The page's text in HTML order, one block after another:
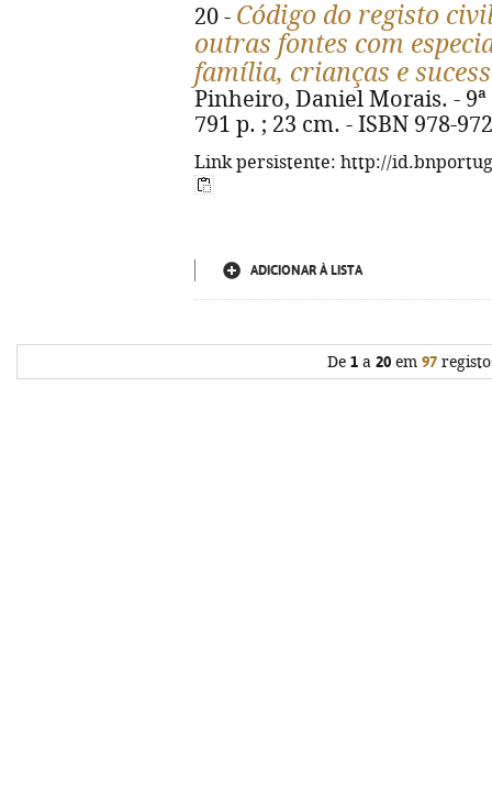
20 - Código do registo
outras fontes com
família, crianças e
Pinheiro, Daniel Morais. - 9ª
791 p. ; 23 cm. - ISBN 978-
Link persistente: http://
ADICIONAR À LISTA
De 1a 20em 97